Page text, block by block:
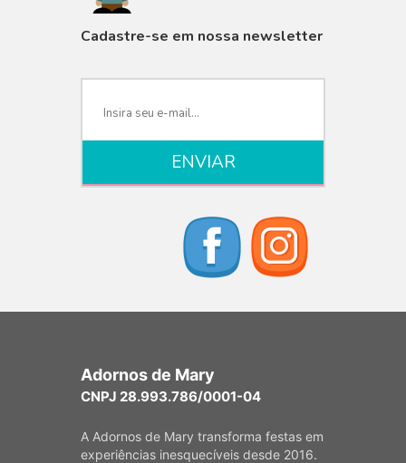
Cadastre-se em nossa newsletter
Adornos de Mary
CNPJ 28.993.786/0001-04
A Adornos de Mary transforma festas em
experiências inesquecíveis desde 2016.